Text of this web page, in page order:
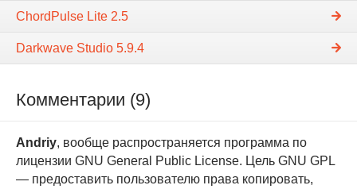
ChordPulse Lite 2.5
Darkwave Studio 5.9.4
Комментарии (9)
Andriy, вообще распространяется программа по
лицензии GNU General Public License. Цель GNU GPL
— предоставить пользователю права копировать,